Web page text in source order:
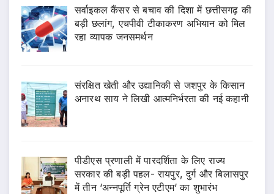
सर्वाइकल कैंसर से बचाव की दिशा में छत्तीसगढ़ की
बड़ी छलांग, एचपीवी टीकाकरण अभियान को मिल
रहा व्यापक जनसमर्थन
संरक्षित खेती और उद्यानिकी से जशपुर के किसान
अनारथ साय ने लिखी आत्मनिर्भरता की नई कहानी
पीडीएस प्रणाली में पारदर्शिता के लिए राज्य
सरकार की बड़ी पहल- रायपुर, दुर्ग और बिलासपुर
में तीन ‘अन्नपूर्ति ग्रेन एटीएम‘ का शुभारंभ